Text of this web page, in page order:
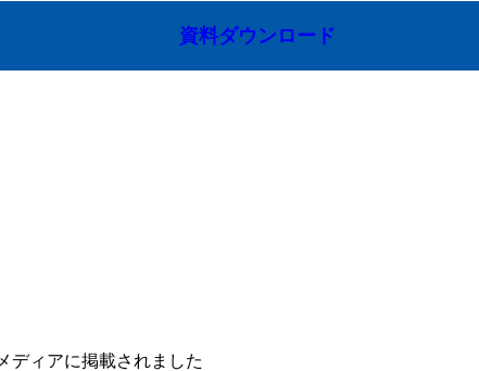
資料ダウンロード
ディアに掲載されました